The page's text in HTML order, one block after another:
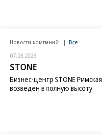
Новости компаний Все
07.08.2026
STONE
Бизнес-центр STONE Римская
возведен в полную высоту